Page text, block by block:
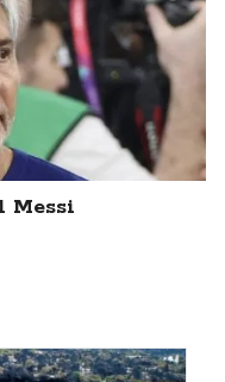
Messi